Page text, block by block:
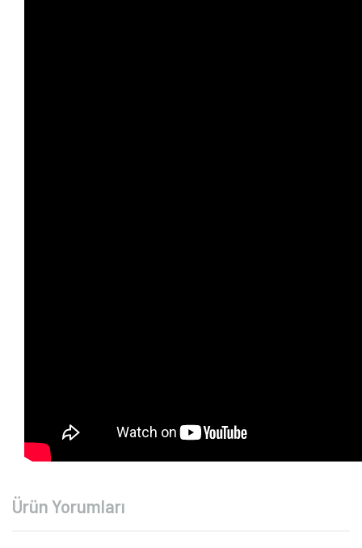
Ürün Yorumları